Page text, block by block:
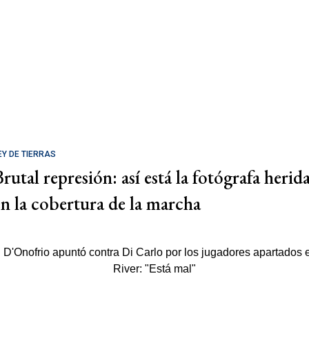
DE TIERRAS
represión: así está la fotógrafa
la cobertura de la marcha